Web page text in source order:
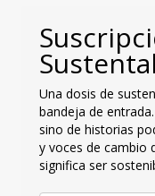
Una dosis de
bandeja de
sino de historias
y voces de cambio
significa ser